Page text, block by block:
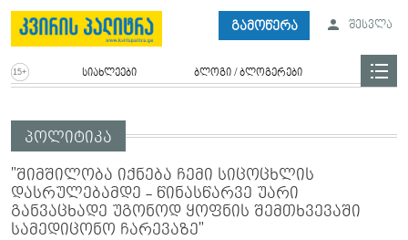
გამოწერა შესვლა
სიახლეები ბლოგი / ბლოგერები
პოლიტიკა
"შიმშილობა იქნება ჩემი სიცოცხლის
დასრულებამდე - წინასწარვე უარი
განვაცხადე უგონოდ ყოფნის შემთხვევაში
სამედიცონო ჩარევაზე"